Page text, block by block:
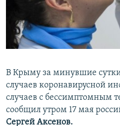
ПОБЕДИТЕЛЕЙ НЕ СУДЯТ?
КРЫМ.НЕПОКОРЕННЫЙ
ELIFBE
ПРИСОЕДИНЯЙТЕСЬ!
Все сайты RFE/RL
В Крыму за минувшие
случаев коронавирусной
случаев с бессимптомным
сообщил утром 17 мая
Сергей Аксенов.